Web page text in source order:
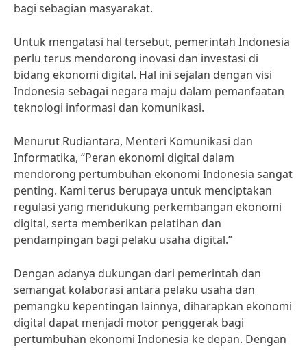
bagi sebagian masyarakat.
Untuk mengatasi hal tersebut, pemerintah Indonesia
perlu terus mendorong inovasi dan investasi di
bidang ekonomi digital. Hal ini sejalan dengan visi
Indonesia sebagai negara maju dalam pemanfaatan
teknologi informasi dan komunikasi.
Menurut Rudiantara, Menteri Komunikasi dan
Informatika, “Peran ekonomi digital dalam
mendorong pertumbuhan ekonomi Indonesia sangat
penting. Kami terus berupaya untuk menciptakan
regulasi yang mendukung perkembangan ekonomi
digital, serta memberikan pelatihan dan
pendampingan bagi pelaku usaha digital.”
Dengan adanya dukungan dari pemerintah dan
semangat kolaborasi antara pelaku usaha dan
pemangku kepentingan lainnya, diharapkan ekonomi
digital dapat menjadi motor penggerak bagi
pertumbuhan ekonomi Indonesia ke depan. Dengan